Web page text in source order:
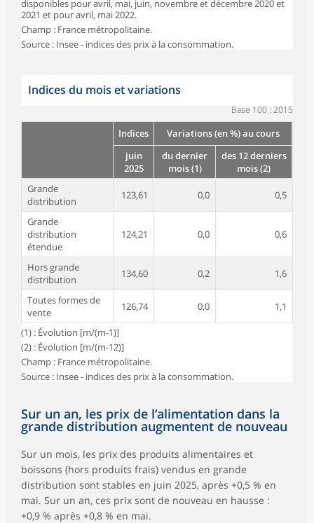
disponibles pour avril, mai, juin, novembre et décembre 2020 et
2021 et pour avril, mai 2022.
Champ : France métropolitaine.
Source : Insee - indices des prix à la consommation.
Indices du mois et variations
Base 100 : 2015
Indices
Variations (en %) au cours
juin
2025
du dernier
mois (1)
des 12 derniers
mois (2)
Grande
distribution
123,61 0,0 0,5
Grande
distribution
étendue
124,21 0,0 0,6
Hors grande
distribution
134,60 0,2 1,6
Toutes formes de
vente
126,74 0,0 1,1
(1) : Évolution [m/(m-1)]
(2) : Évolution [m/(m-12)]
Champ : France métropolitaine.
Source : Insee - indices des prix à la consommation.
Sur un an, les prix de l’alimentation dans la
grande distribution augmentent de nouveau
Sur un mois, les prix des produits alimentaires et
boissons (hors produits frais) vendus en grande
distribution sont stables en juin 2025, après +0,5 % en
mai. Sur un an, ces prix sont de nouveau en hausse :
+0,9 % après +0,8 % en mai.